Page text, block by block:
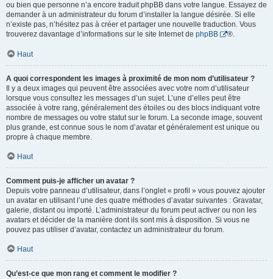
ou bien que personne n’a encore traduit phpBB dans votre langue. Essayez de
demander à un administrateur du forum d’installer la langue désirée. Si elle
n’existe pas, n’hésitez pas à créer et partager une nouvelle traduction. Vous
trouverez davantage d’informations sur le site Internet de phpBB ®.
Haut
A quoi correspondent les images à proximité de mon nom d’utilisateur ?
Il y a deux images qui peuvent être associées avec votre nom d’utilisateur
lorsque vous consultez les messages d’un sujet. L’une d’elles peut être
associée à votre rang, généralement des étoiles ou des blocs indiquant votre
nombre de messages ou votre statut sur le forum. La seconde image, souvent
plus grande, est connue sous le nom d’avatar et généralement est unique ou
propre à chaque membre.
Haut
Comment puis-je afficher un avatar ?
Depuis votre panneau d’utilisateur, dans l’onglet « profil » vous pouvez ajouter
un avatar en utilisant l’une des quatre méthodes d’avatar suivantes : Gravatar,
galerie, distant ou importé. L’administrateur du forum peut activer ou non les
avatars et décider de la manière dont ils sont mis à disposition. Si vous ne
pouvez pas utiliser d’avatar, contactez un administrateur du forum.
Haut
Qu’est-ce que mon rang et comment le modifier ?